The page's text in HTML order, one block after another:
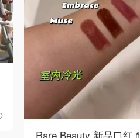
Rare Beauty 新品口红💄